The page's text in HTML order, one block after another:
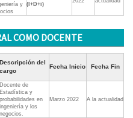
y (I+D+i)
COMO DOCENTE
Descripción del
cargo
Fecha Inicio Fecha Fin
Docente de
Estadística y
probabilidades en
ingeniería y los
negocios.
Marzo 2022 A la actualidad